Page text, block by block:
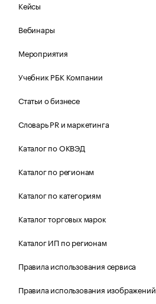
Кейсы
Вебинары
Мероприятия
Учебник РБК Компании
Статьи о бизнесе
Словарь PR и маркетинга
Каталог по ОКВЭД
Каталог по регионам
Каталог по категориям
Каталог торговых марок
Каталог ИП по регионам
Правила использования сервиса
Правила использования изображений